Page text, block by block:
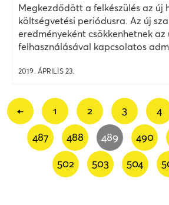
Megkezdődött a felkészülés az új
költségvetési periódusra. Az új
eredményeként csökkenhetnek
felhasználásával kapcsolatos
2019. ÁPRILIS 23.
← 1 2 3 4
487 488 489 490
502 503 504